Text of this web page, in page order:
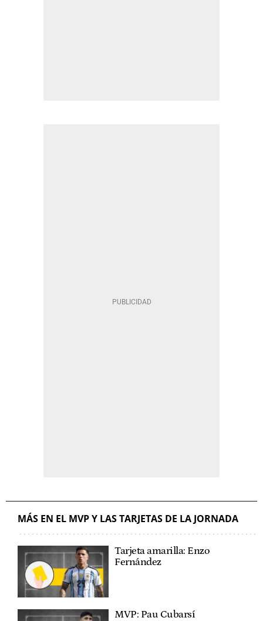
MÁS EN EL MVP Y LAS TARJETAS DE LA JORNADA
Tarjeta amarilla: Enzo
Fernández
MVP: Pau Cubarsí